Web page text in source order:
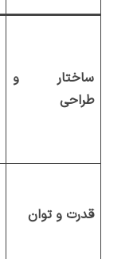
ساختار و
طراحی
قدرت و توان